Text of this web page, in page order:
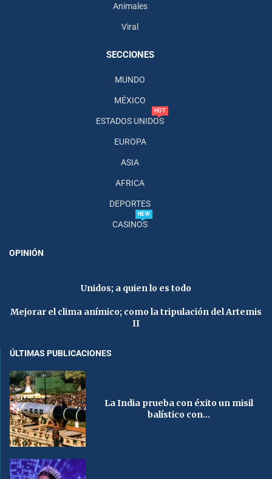
Animales
Viral
SECCIONES
MUNDO
MÉXICO
ESTADOS UNIDOS
HOT
EUROPA
ASIA
AFRICA
DEPORTES
CASINOS
NEW
OPINIÓN
Unidos; a quien lo es todo
Mejorar el clima anímico; como la tripulación del Artemis
II
ÚLTIMAS PUBLICACIONES
La India prueba con éxito un misil
balístico con...